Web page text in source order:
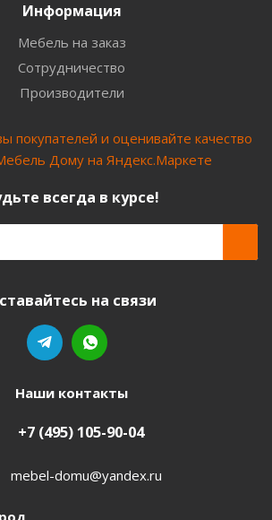
Информация
Мебель на заказ
Сотрудничество
Производители
всегда в курсе!
на связи
Наши контакты
+7 (495) 105-90-04
mebel-domu@yandex.ru